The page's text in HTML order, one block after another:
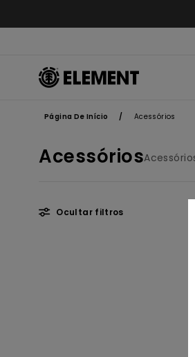
a
Página De Início Acessórios
Acessórios
Ocultar filtros